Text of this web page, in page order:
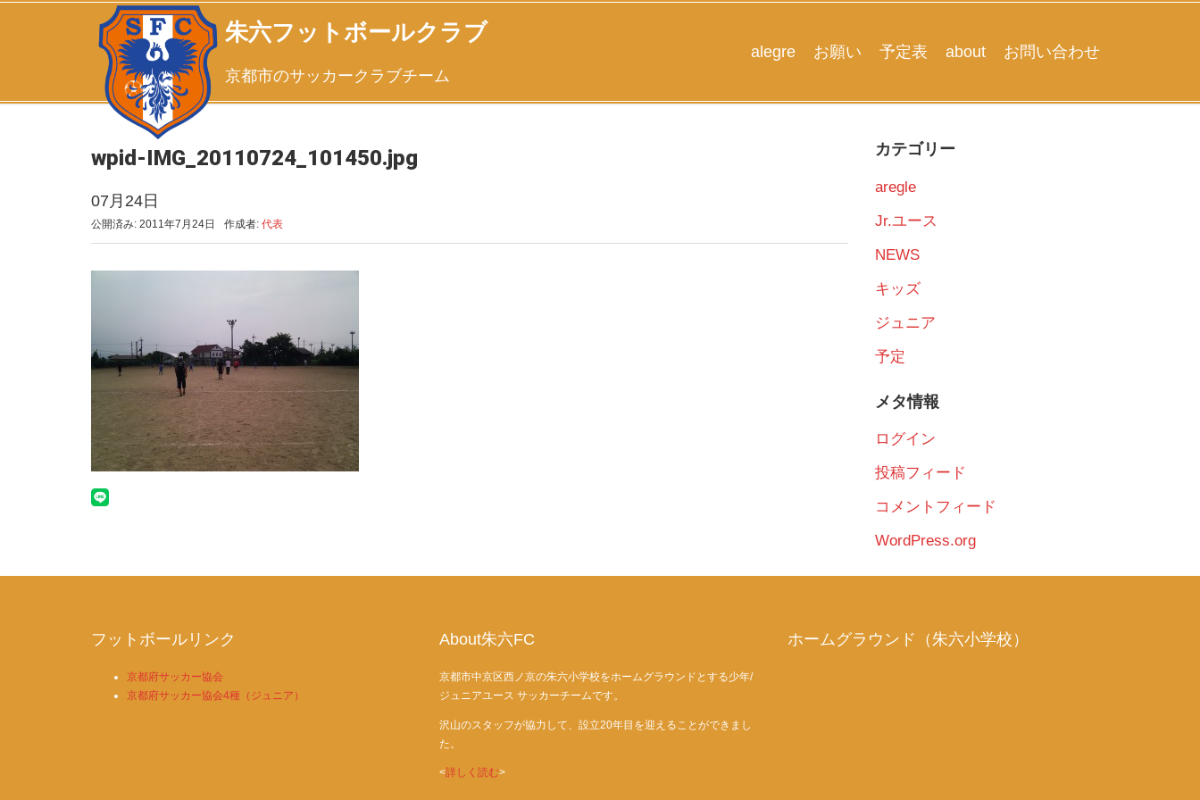
朱六フットボールクラブ
京都市のサッカークラブチーム
alegre お願い 予定表 about お問い合わせ
wpid-IMG_20110724_101450.jpg
07月24日
公開済み: 2011年7月24日 作成者: 代表
カテゴリー
aregle
Jr.ユース
NEWS
キッズ
ジュニア
予定
メタ情報
ログイン
投稿フィード
コメントフィード
WordPress.org
フットボールリンク
京都府サッカー協会
京都府サッカー協会4種（ジュニア）
About朱六FC
京都市中京区西ノ京の朱六小学校をホームグラウンドとする少年/
ジュニアユース サッカーチームです。
沢山のスタッフが協力して、設立20年目を迎えることができまし
た。
<詳しく読む>
ホームグラウンド（朱六小学校）